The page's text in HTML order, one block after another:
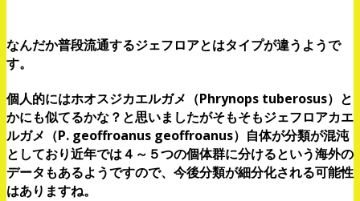
なんだか普段流通するジェフロアとはタイプが違うようで
す。
個人的にはホオスジカエルガメ（Phrynops tuberosus）と
かにも似てるかな？と思いましたがそもそもジェフロアカエ
ルガメ（P. geoffroanus geoffroanus）自体が分類が混沌
としており近年では４～５つの個体群に分けるという海外の
データもあるようですので、今後分類が細分化される可能性
はありますね。